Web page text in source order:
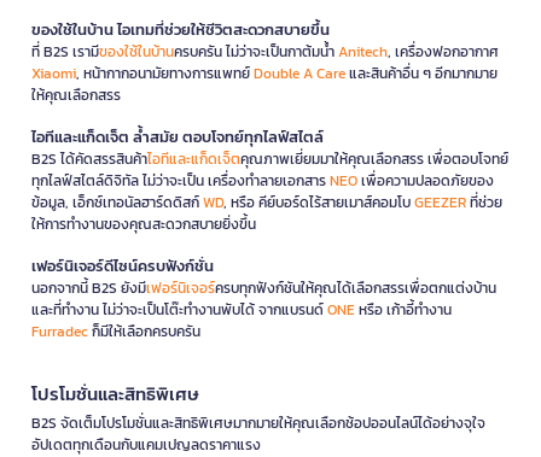
ของใช้ในบ้าน ไอเทมที่ช่วยให้ชีวิตสะดวกสบายขึ้น
ที่ B2S เรามีของใช้ในบ้านครบครัน ไม่ว่าจะเป็นกาต้มน้ำAnitech, เครื่องฟอกอากาศ
Xiaomi, หน้ากากอนามัยทางการแพทย์Double A Careและสินค้าอื่น ๆ อีกมากมาย
ให้คุณเลือกสรร
ไอทีและแก็ดเจ็ต ล้ำสมัย ตอบโจทย์ทุกไลฟ์สไตล์
B2S ได้คัดสรรสินค้าไอทีและแก็ดเจ็ตคุณภาพเยี่ยมมาให้คุณเลือกสรร เพื่อตอบโจทย์
ทุกไลฟ์สไตล์ดิจิทัล ไม่ว่าจะเป็น เครื่องทำลายเอกสารNEOเพื่อความปลอดภัยของ
ข้อมูล, เอ็กซ์เทอนัลฮาร์ดดิสก์WD, หรือ คีย์บอร์ดไร้สายเมาส์คอมโบGEEZERที่ช่วย
ให้การทำงานของคุณสะดวกสบายยิ่งขึ้น
เฟอร์นิเจอร์ดีไซน์ครบฟังก์ชั่น
นอกจากนี้ B2S ยังมีเฟอร์นิเจอร์ครบทุกฟังก์ชันให้คุณได้เลือกสรรเพื่อตกแต่งบ้าน
และที่ทำงาน ไม่ว่าจะเป็นโต๊ะทำงานพับได้ จากแบรนด์ONEหรือ เก้าอี้ทำงาน
Furradecก็มีให้เลือกครบครัน
โปรโมชั่นและสิทธิพิเศษ
B2S จัดเต็มโปรโมชั่นและสิทธิพิเศษมากมายให้คุณเลือกช้อปออนไลน์ได้อย่างจุใจ
อัปเดตทุกเดือนกับแคมเปญลดราคาแรง